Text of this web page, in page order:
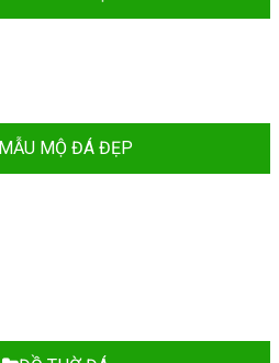
MẪU MỘ ĐÁ ĐẸP